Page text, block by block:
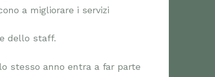
a migliorare i servizi
dello staff.
stesso anno entra a far parte